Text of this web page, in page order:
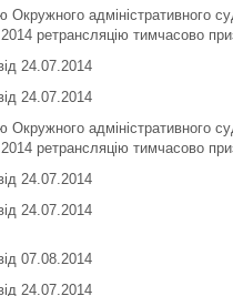
Окружного адміністративного
ретрансляцію тимчасово
24.07.2014
24.07.2014
Окружного адміністративного
ретрансляцію тимчасово
24.07.2014
24.07.2014
07.08.2014
24.07.2014